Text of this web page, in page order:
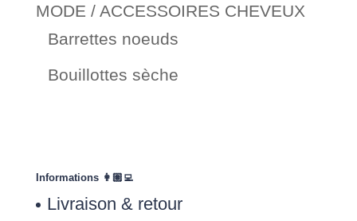
MODE / ACCESSOIRES CHEVEUX
Barrettes noeuds
Bouillottes sèche
Informations 👩🏽‍💻
Livraison & retour